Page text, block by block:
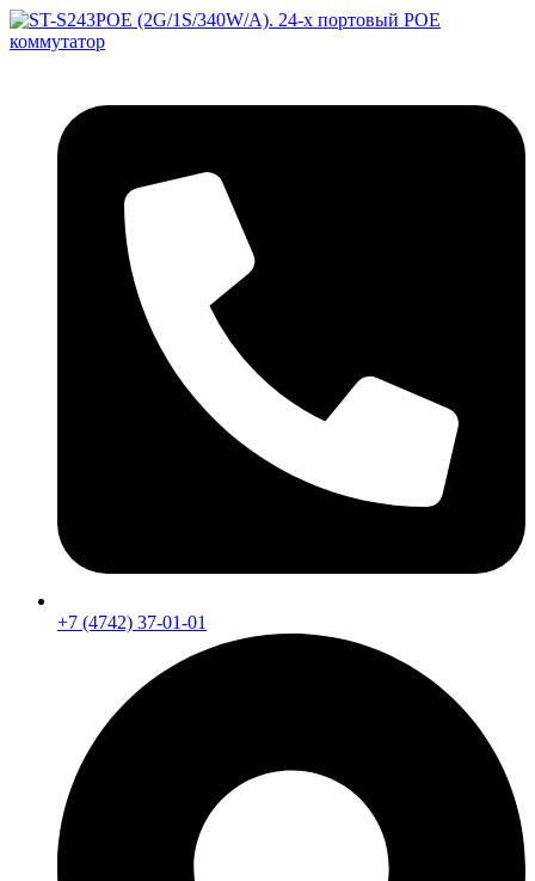
Перейти
к
+7 (4742) 37-01-01